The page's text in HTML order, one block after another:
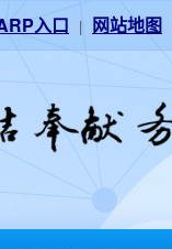
入口 | 网站地图